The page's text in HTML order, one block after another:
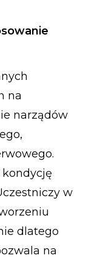
na
narządów
kondycję
w
dlatego
na